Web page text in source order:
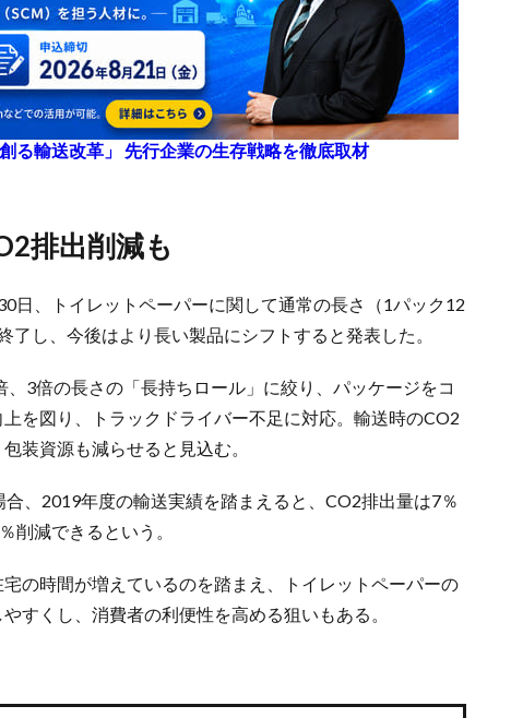
る輸送改革」 先行企業の生存戦略を徹底取材
排出削減も
日、トイレットペーパーに関して通常の長さ（1パック12
し、今後はより長い製品にシフトすると発表した。
3倍の長さの「長持ちロール」に絞り、パッケージをコ
を図り、トラックドライバー不足に対応。輸送時のCO2
装資源も減らせると見込む。
、2019年度の輸送実績を踏まえると、CO2排出量は7％
削減できるという。
の時間が増えているのを踏まえ、トイレットペーパーの
すくし、消費者の利便性を高める狙いもある。